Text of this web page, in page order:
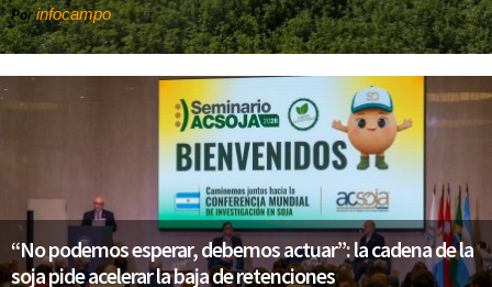
Porinfocampo
“No podemos esperar, debemos actuar”: la cadena de la
soja pide acelerar la baja de retenciones